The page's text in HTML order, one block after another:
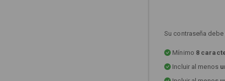
Su contraseña
Mínimo 8
Incluir al menos